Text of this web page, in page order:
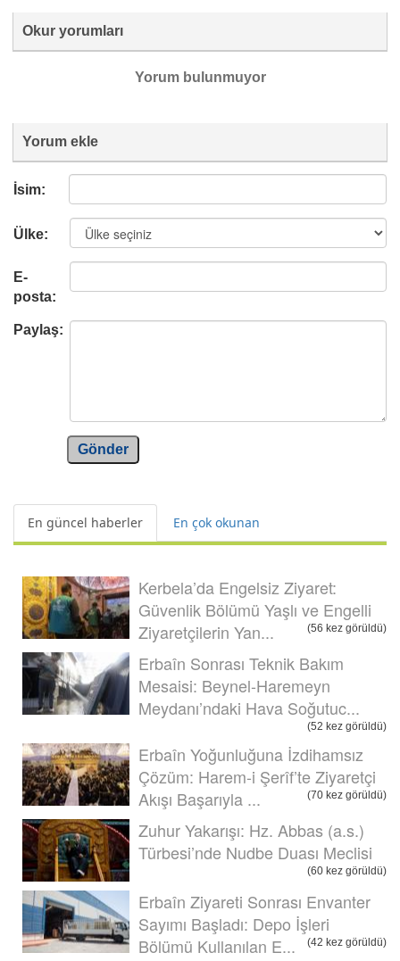
Okur yorumları
Yorum bulunmuyor
Yorum ekle
İsim:
Ülke:
E-
posta:
Paylaş:
Gönder
En güncel haberler En çok okunan
Kerbela’da Engelsiz Ziyaret:
Güvenlik Bölümü Yaşlı ve Engelli
Ziyaretçilerin Yan...
(56 kez görüldü)
Erbaîn Sonrası Teknik Bakım
Mesaisi: Beynel-Haremeyn
Meydanı’ndaki Hava Soğutuc...
(52 kez görüldü)
Erbaîn Yoğunluğuna İzdihamsız
Çözüm: Harem-i Şerîf’te Ziyaretçi
Akışı Başarıyla ...
(70 kez görüldü)
Zuhur Yakarışı: Hz. Abbas (a.s.)
Türbesi’nde Nudbe Duası Meclisi
(60 kez görüldü)
Erbaîn Ziyareti Sonrası Envanter
Sayımı Başladı: Depo İşleri
Bölümü Kullanılan E...
(42 kez görüldü)